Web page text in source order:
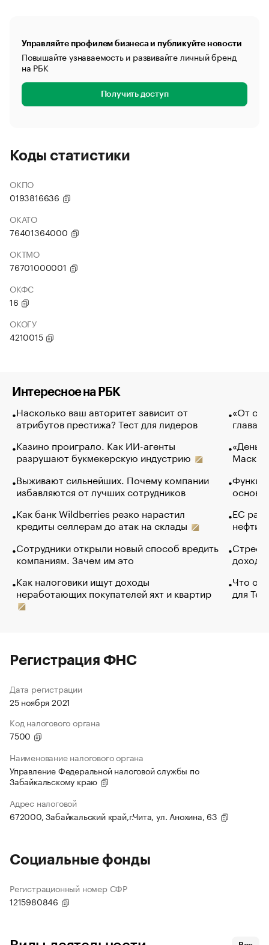
Управляйте профилем бизнеса и публикуйте новости
Повышайте узнаваемость и развивайте личный бренд
на РБК
Получить доступ
Коды статистики
ОКПО
0193816636
ОКАТО
76401364000
ОКТМО
76701000001
ОКФС
16
ОКОГУ
4210015
Интересное на РБК
Насколько ваш авторитет зависит от
атрибутов престижа? Тест для лидеров
Казино проиграло. Как ИИ-агенты
разрушают букмекерскую индустрию
Выживают сильнейших. Почему компании
избавляются от лучших сотрудников
Как банк Wildberries резко нарастил
кредиты селлерам до атак на склады
Сотрудники открыли новый способ вредить
компаниям. Зачем им это
Как налоговики ищут доходы
неработающих покупателей яхт и квартир
«От
глава
Маск в
основ
ЕС
нефти
Что
для
Регистрация ФНС
Дата регистрации
25 ноября 2021
Код налогового органа
7500
Наименование налогового органа
Управление Федеральной налоговой службы по
Забайкальскому краю
Адрес налоговой
672000, Забайкальский край,г.Чита, ул. Анохина, 63
Социальные фонды
Регистрационный номер СФР
1215980846